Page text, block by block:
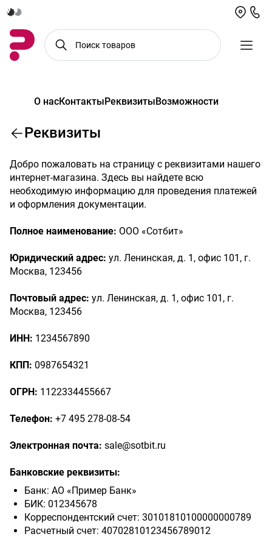
О насКонтактыРеквизитыВозможности
Реквизиты
Добро пожаловать на страницу с реквизитами нашего
интернет-магазина. Здесь вы найдете всю
необходимую информацию для проведения платежей
и оформления документации.
Полное наименование: ООО «Сотбит»
Юридический адрес: ул. Ленинская, д. 1, офис 101, г.
Москва, 123456
Почтовый адрес: ул. Ленинская, д. 1, офис 101, г.
Москва, 123456
ИНН: 1234567890
КПП: 0987654321
ОГРН: 1122334455667
Телефон: +7 495 278-08-54
Электронная почта: sale@sotbit.ru
Банковские реквизиты:
Банк: АО «Пример Банк»
БИК: 012345678
Корреспондентский счет: 30101810100000000789
Расчетный счет: 40702810123456789012